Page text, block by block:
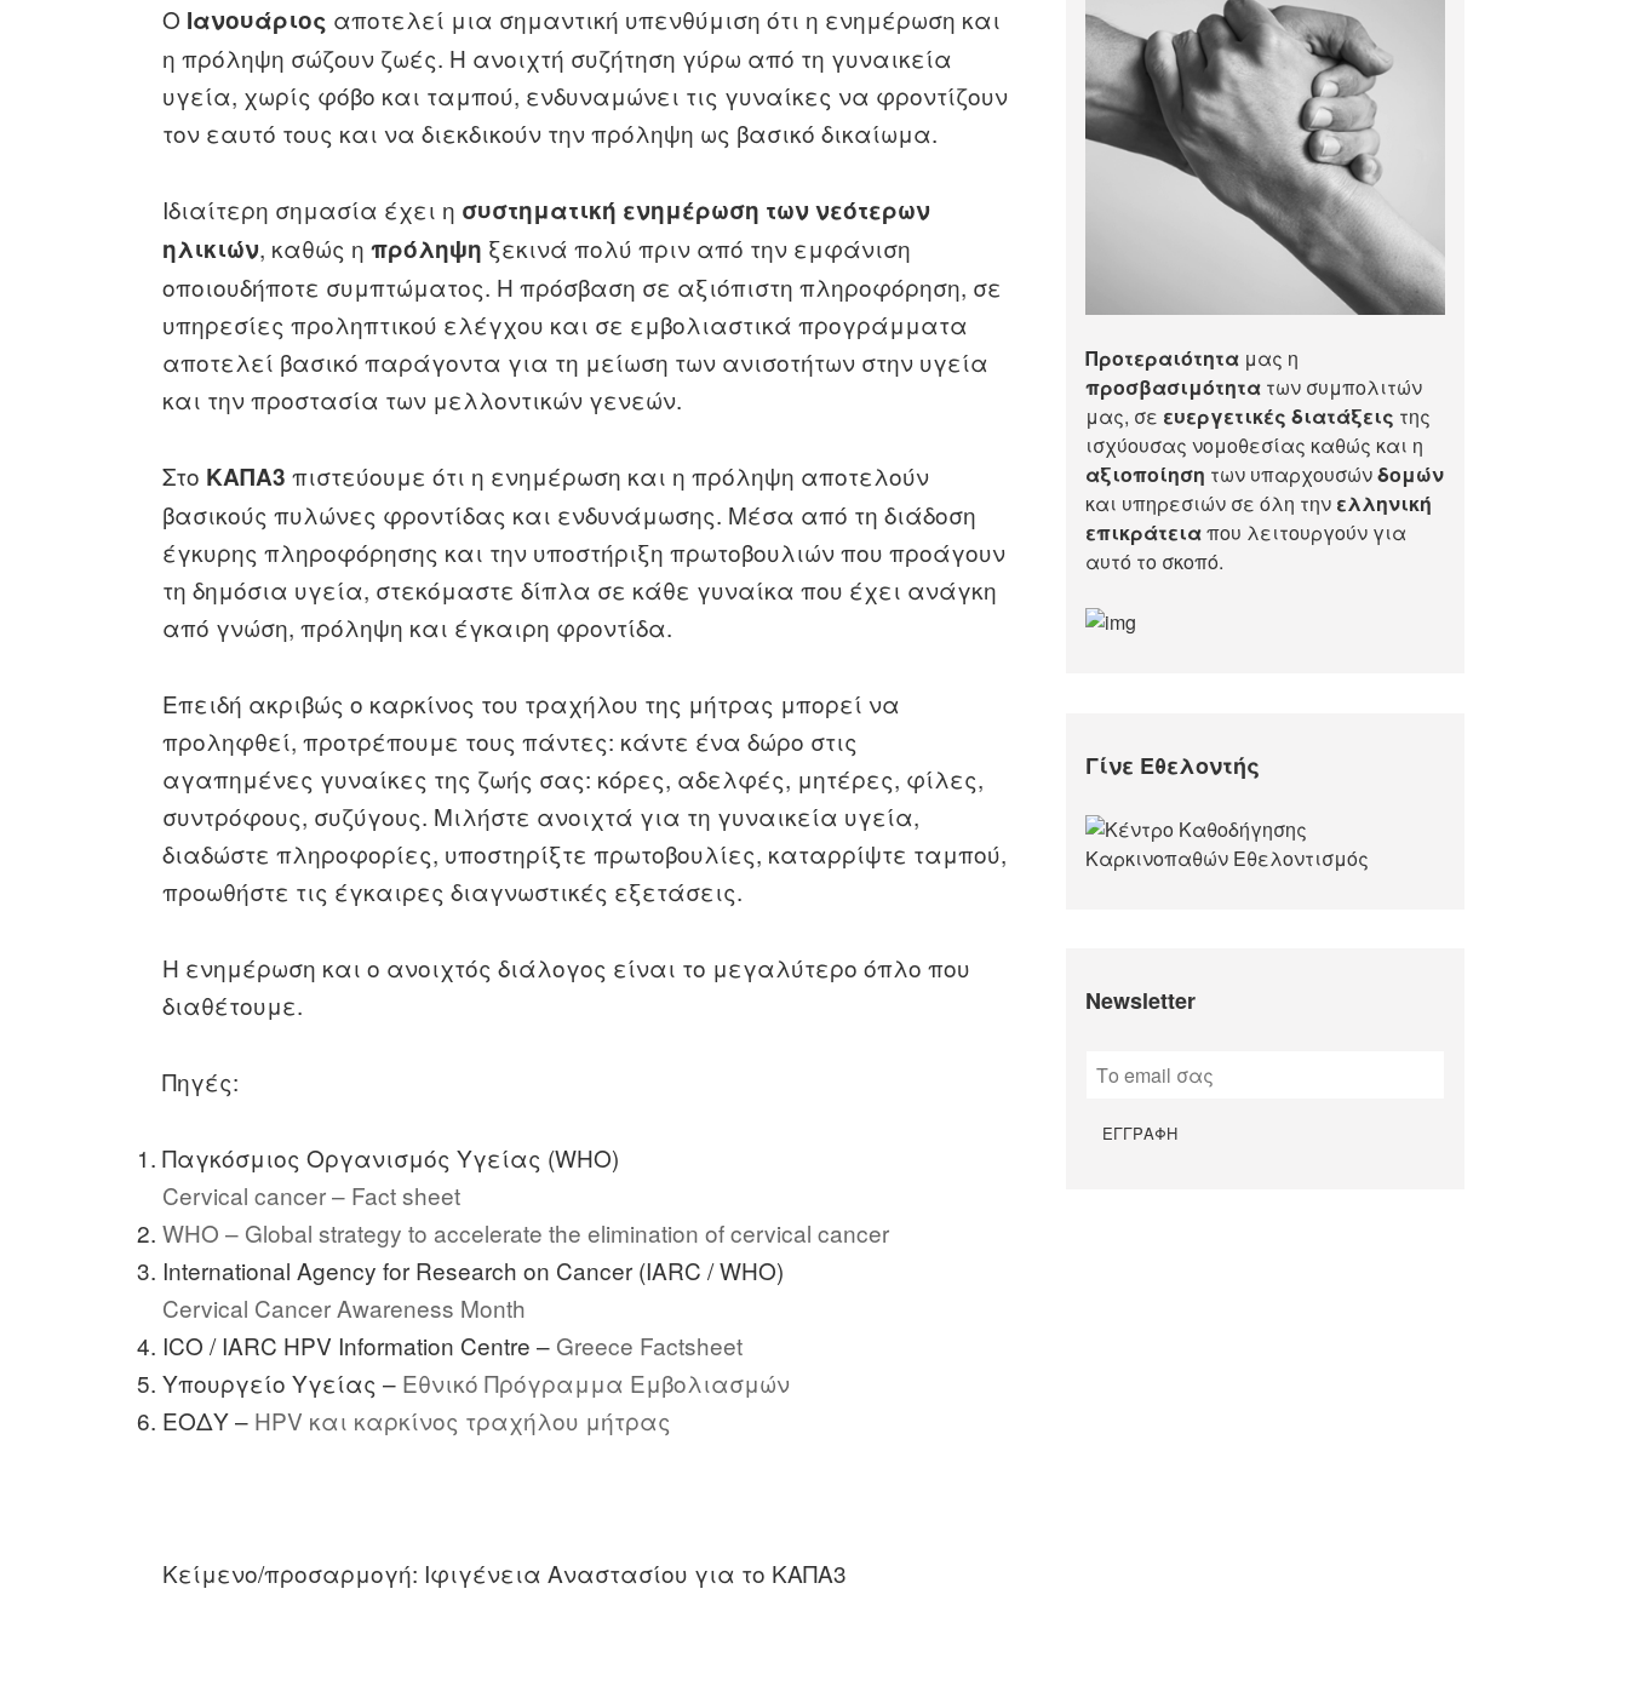
Ο Ιανουάριος αποτελεί μια σημαντική υπενθύμιση ότι η ενημέρωση και
η πρόληψη σώζουν ζωές. Η ανοιχτή συζήτηση γύρω από τη γυναικεία
υγεία, χωρίς φόβο και ταμπού, ενδυναμώνει τις γυναίκες να φροντίζουν
τον εαυτό τους και να διεκδικούν την πρόληψη ως βασικό δικαίωμα.
Ιδιαίτερη σημασία έχει η συστηματική ενημέρωση των νεότερων
ηλικιών, καθώς ηπρόληψη ξεκινά πολύ πριν από την εμφάνιση
οποιουδήποτε συμπτώματος. Η πρόσβαση σε αξιόπιστη πληροφόρηση, σε
υπηρεσίες προληπτικού ελέγχου και σε εμβολιαστικά προγράμματα
αποτελεί βασικό παράγοντα για τη μείωση των ανισοτήτων στην υγεία
και την προστασία των μελλοντικών γενεών.
Στο ΚΑΠΑ3 πιστεύουμε ότι η ενημέρωση και η πρόληψη αποτελούν
βασικούς πυλώνες φροντίδας και ενδυνάμωσης. Μέσα από τη διάδοση
έγκυρης πληροφόρησης και την υποστήριξη πρωτοβουλιών που προάγουν
τη δημόσια υγεία, στεκόμαστε δίπλα σε κάθε γυναίκα που έχει ανάγκη
από γνώση, πρόληψη και έγκαιρη φροντίδα.
Επειδή ακριβώς ο καρκίνος του τραχήλου της μήτρας μπορεί να
προληφθεί, προτρέπουμε τους πάντες: κάντε ένα δώρο στις
αγαπημένες γυναίκες της ζωής σας: κόρες, αδελφές, μητέρες, φίλες,
συντρόφους, συζύγους. Μιλήστε ανοιχτά για τη γυναικεία υγεία,
διαδώστε πληροφορίες, υποστηρίξτε πρωτοβουλίες, καταρρίψτε ταμπού,
προωθήστε τις έγκαιρες διαγνωστικές εξετάσεις.
Η ενημέρωση και ο ανοιχτός διάλογος είναι το μεγαλύτερο όπλο που
διαθέτουμε.
Πηγές:
Παγκόσμιος Οργανισμός Υγείας (WHO)
Cervical cancer – Fact sheet
WHO – Global strategy to accelerate the elimination of cervical cancer
International Agency for Research on Cancer (IARC / WHO)
Cervical Cancer Awareness Month
ICO / IARC HPV Information Centre – Greece Factsheet
Υπουργείο Υγείας – Εθνικό Πρόγραμμα Εμβολιασμών
ΕΟΔΥ – HPV και καρκίνος τραχήλου μήτρας
Κείμενο/προσαρμογή: Ιφιγένεια Αναστασίου για το ΚΑΠΑ3
Προτεραιότητα μας η
προσβασιμότητα των συμπολιτών
μας, σε ευεργετικές διατάξεις της
ισχύουσας νομοθεσίας καθώς και η
αξιοποίηση των υπαρχουσώνδομών
και υπηρεσιών σε όλη την ελληνική
επικράτειαπου λειτουργούν για
αυτό το σκοπό.​
Γίνε Εθελοντής
Newsletter